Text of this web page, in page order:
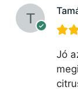
Jó